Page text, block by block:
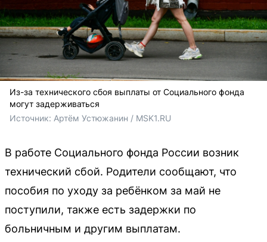
Из-за технического сбоя выплаты от Социального фонда
могут задерживаться
Источник: Артём Устюжанин / MSK1.RU
В работе Социального фонда России возник
технический сбой. Родители сообщают, что
пособия по уходу за ребёнком за май не
поступили, также есть задержки по
больничным и другим выплатам.